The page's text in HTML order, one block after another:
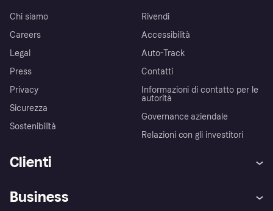
Chi siamo
Careers
Legal
Press
Privacy
Sicurezza
Sostenibilità
Rivendi
Accessibilità
Auto-Track
Contatti
Informazioni di contatto per le
autorità
Governance aziendale
Relazioni con gli investitori
Clienti
Business